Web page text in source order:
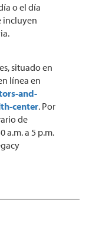
o el día
incluyen
situado en
línea en
and-
center. Por
de
a.m. a 5 p.m.